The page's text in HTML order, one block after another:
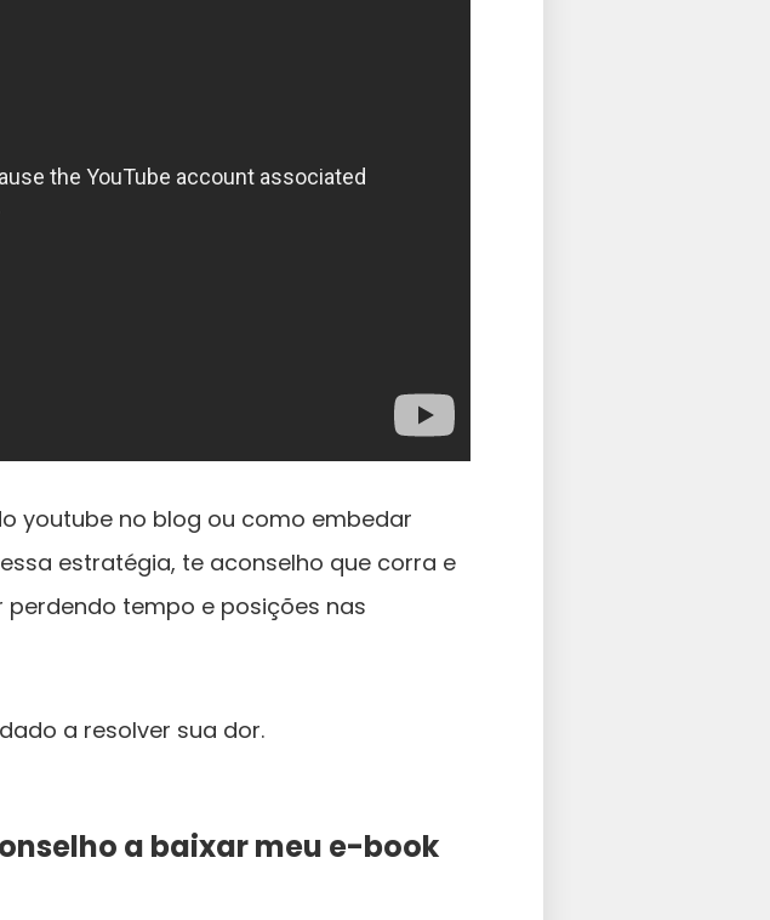
youtube no blog ou como embedar
estratégia, te aconselho que corra e
tempo e posições nas
a resolver sua dor.
a baixar meu e-book